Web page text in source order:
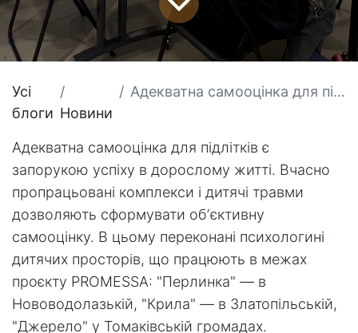
Усі
блоги Новини
Адекватна самооцінка для підлітків є запорукою успіху в дорослому житті.
Адекватна самооцінка для підлітків є
запорукою успіху в дорослому житті. Вчасно
пропрацьовані комплекси і дитячі травми
дозволяють сформувати обʼєктивну
самооцінку. В цьому переконані психологині
дитячих просторів, що працюють в межах
проєкту PROMESSA: "Перлинка" — в
Нововодолазькій, "Крила" — в Златопільській,
"Джерело" у Томаківській громадах.